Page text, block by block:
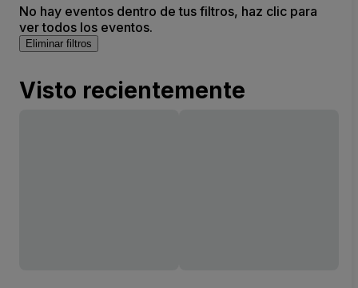
No hay eventos dentro de tus filtros, haz clic para
ver todos los eventos.
Eliminar filtros
Visto recientemente